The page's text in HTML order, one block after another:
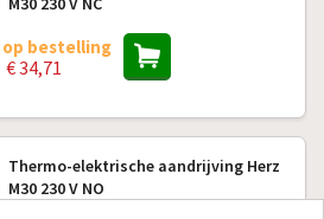
op bestelling
€ 34,71
Thermo-elektrische aandrijving Herz
M30 230 V NO